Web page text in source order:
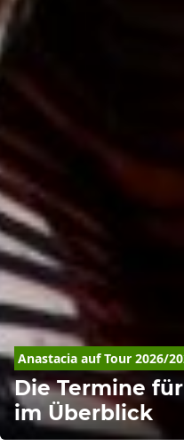
Anastacia auf Tour 2026/
Die Termine
im Überblick